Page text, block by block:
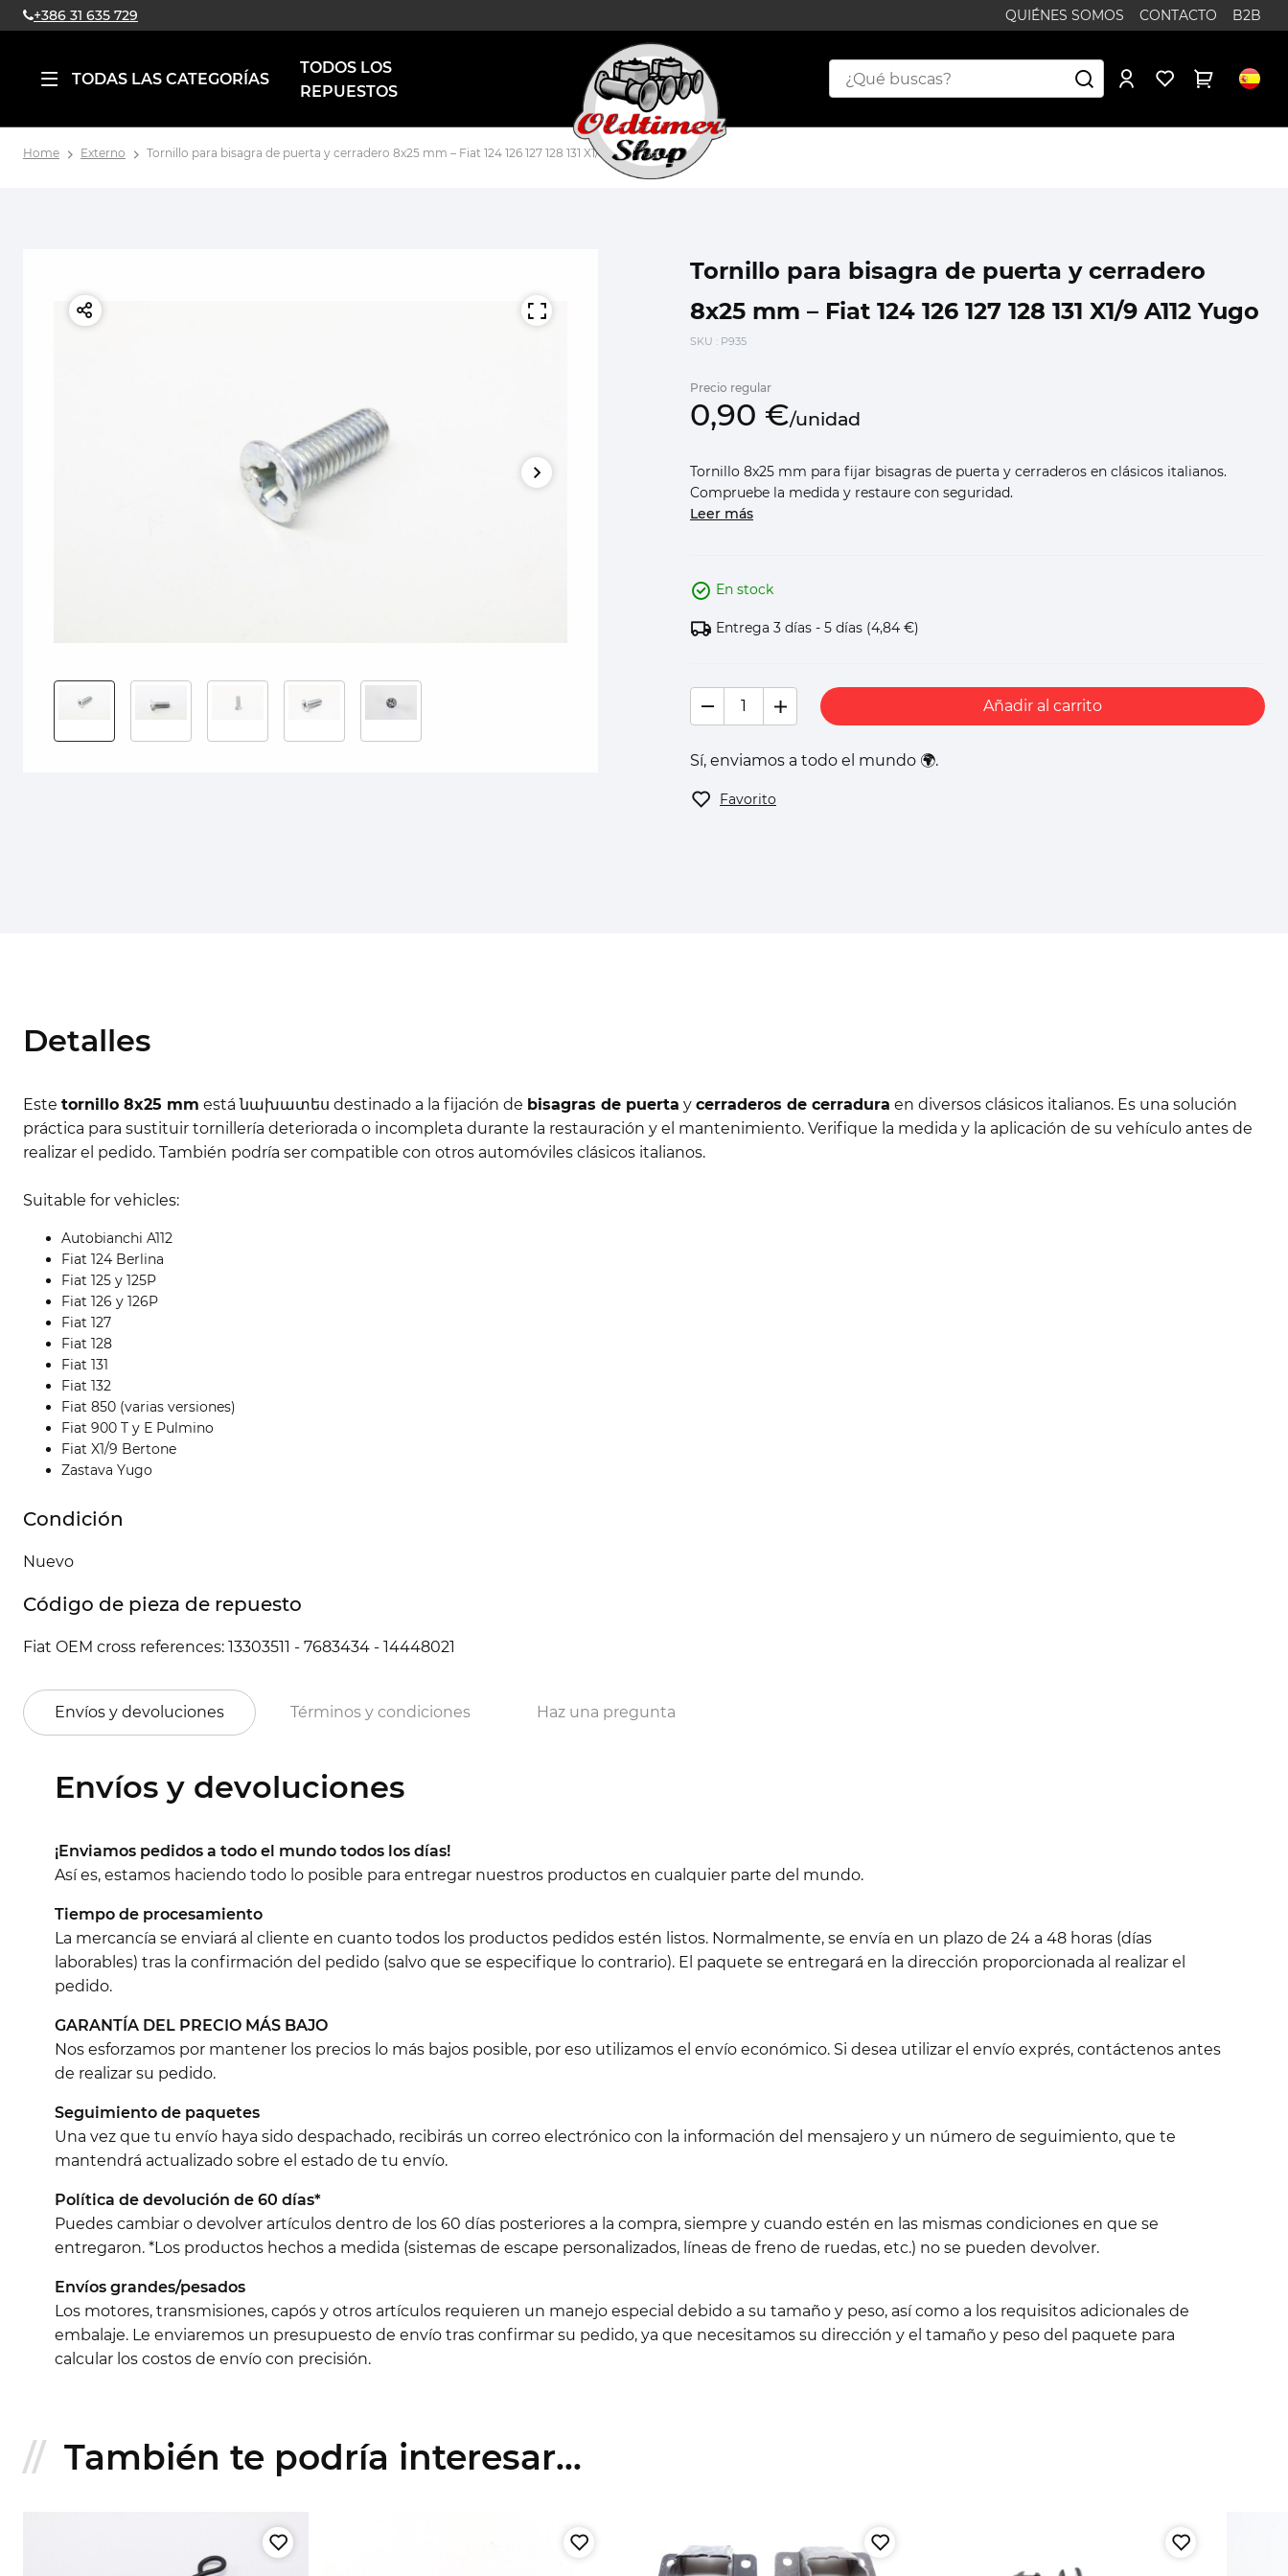
+386 31 635 729 QUIÉNES SOMOS CONTACTO B2B
TODAS LAS CATEGORÍAS
TODOS LOS
REPUESTOS
Home Externo Tornillo para bisagra de puerta y cerradero 8x25 mm – Fiat 124 126 127 128 131 X1/9 A112 Yugo
Tornillo para bisagra de puerta y cerradero
8x25 mm – Fiat 124 126 127 128 131 X1/9 A112 Yugo
SKU : P935
Precio regular
0,90 €/unidad
Tornillo 8x25 mm para fijar bisagras de puerta y cerraderos en clásicos italianos.
Compruebe la medida y restaure con seguridad.
Leer más
En stock
Entrega 3 días - 5 días (4,84 €)
Añadir al carrito
Sí, enviamos a todo el mundo 🌍.
Favorito
Detalles
Este tornillo 8x25 mm está նախատես destinado a la fijación de bisagras de puerta y cerraderos de cerradura en diversos clásicos italianos. Es una solución
práctica para sustituir tornillería deteriorada o incompleta durante la restauración y el mantenimiento. Verifique la medida y la aplicación de su vehículo antes de
realizar el pedido. También podría ser compatible con otros automóviles clásicos italianos.
Suitable for vehicles:
Autobianchi A112
Fiat 124 Berlina
Fiat 125 y 125P
Fiat 126 y 126P
Fiat 127
Fiat 128
Fiat 131
Fiat 132
Fiat 850 (varias versiones)
Fiat 900 T y E Pulmino
Fiat X1/9 Bertone
Zastava Yugo
Condición
Nuevo
Código de pieza de repuesto
Fiat OEM cross references: 13303511 - 7683434 - 14448021
Envíos y devoluciones Términos y condiciones Haz una pregunta
Envíos y devoluciones
¡Enviamos pedidos a todo el mundo todos los días!
Así es, estamos haciendo todo lo posible para entregar nuestros productos en cualquier parte del mundo.
Tiempo de procesamiento
La mercancía se enviará al cliente en cuanto todos los productos pedidos estén listos. Normalmente, se envía en un plazo de 24 a 48 horas (días
laborables) tras la confirmación del pedido (salvo que se especifique lo contrario). El paquete se entregará en la dirección proporcionada al realizar el
pedido.
GARANTÍA DEL PRECIO MÁS BAJO
Nos esforzamos por mantener los precios lo más bajos posible, por eso utilizamos el envío económico. Si desea utilizar el envío exprés, contáctenos antes
de realizar su pedido.
Seguimiento de paquetes
Una vez que tu envío haya sido despachado, recibirás un correo electrónico con la información del mensajero y un número de seguimiento, que te
mantendrá actualizado sobre el estado de tu envío.
Política de devolución de 60 días*
Puedes cambiar o devolver artículos dentro de los 60 días posteriores a la compra, siempre y cuando estén en las mismas condiciones en que se
entregaron. *Los productos hechos a medida (sistemas de escape personalizados, líneas de freno de ruedas, etc.) no se pueden devolver.
Envíos grandes/pesados
Los motores, transmisiones, capós y otros artículos requieren un manejo especial debido a su tamaño y peso, así como a los requisitos adicionales de
embalaje. Le enviaremos un presupuesto de envío tras confirmar su pedido, ya que necesitamos su dirección y el tamaño y peso del paquete para
calcular los costos de envío con precisión.
También te podría interesar...